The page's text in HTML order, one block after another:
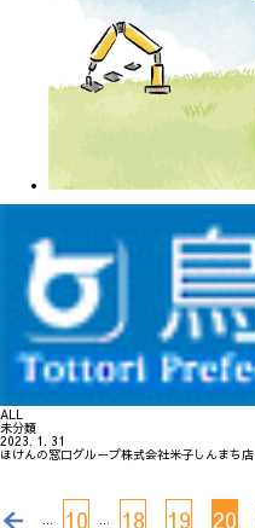
ALL
未分類
2023. 1. 31
ほけんの窓口グループ株式会社米子しんまち店
... 10 ... 18 19 20